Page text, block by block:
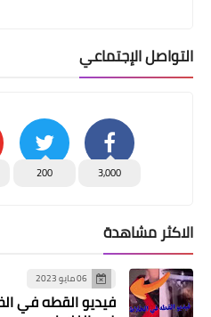
التواصل الإجتماعي
3,000
200
الاكثر مشاهدة
06 مايو 2023
فيديو القطه في